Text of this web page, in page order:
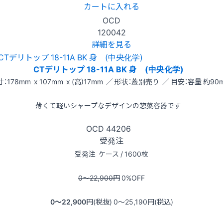
カートに入れる
OCD
120042
詳細を見る
CTデリトップ 18-11A BK 身 (中央化学)
：178mm x 107mm x (高)17mm ／ 形状：蓋別売り ／ 目安：容量 約
薄くて軽いシャープなデザインの惣菜容器です
OCD 44206
受発注
受発注 ケース / 1600枚
0〜22,900円0%OFF
0〜22,900円(税抜) 0〜25,190円(税込)